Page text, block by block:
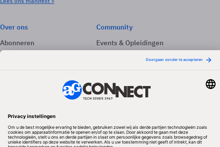
Over ons
Abonneren
Adverteren
Community
Events & Opleidingen
Volg ons